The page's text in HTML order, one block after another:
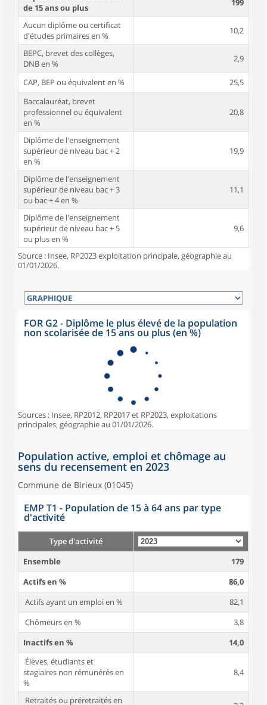
de 15 ans ou plus
199
Aucun diplôme ou certificat
d'études primaires en %
10,2
BEPC, brevet des collèges,
DNB en %
2,9
CAP, BEP ou équivalent en %
25,5
Baccalauréat, brevet
professionnel ou équivalent
en %
20,8
Diplôme de l'enseignement
supérieur de niveau bac + 2
en %
19,9
Diplôme de l'enseignement
supérieur de niveau bac + 3
ou bac + 4 en %
11,1
Diplôme de l'enseignement
supérieur de niveau bac + 5
ou plus en %
9,6
Source : Insee, RP2023 exploitation principale, géographie au
01/01/2026.
FOR G2 - Diplôme le plus élevé de la population
non scolarisée de 15 ans ou plus (en %)
Sources : Insee, RP2012, RP2017 et RP2023, exploitations
principales, géographie au 01/01/2026.
Population active, emploi et chômage au
sens du recensement en 2023
Commune de Birieux (01045)
EMP T1 - Population de 15 à 64 ans par type
d'activité
Type d'activité
Ensemble
179
Actifs en %
86,0
Actifs ayant un emploi en %
82,1
Chômeurs en %
3,8
Inactifs en %
14,0
Élèves, étudiants et
stagiaires non rémunérés en
%
8,4
Retraités ou préretraités en